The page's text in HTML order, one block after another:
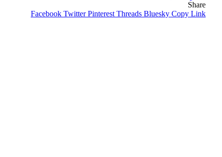
Share
Facebook Twitter Pinterest Threads Bluesky Copy Link